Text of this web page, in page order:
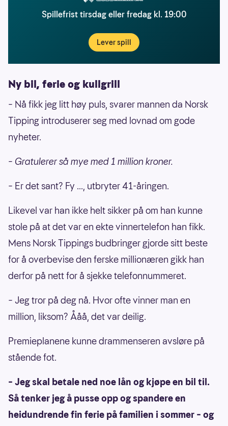
Spillefrist tirsdag eller fredag kl. 19:00
Lever spill
Ny bil, ferie og kullgrill
– Nå fikk jeg litt høy puls, svarer mannen da Norsk
Tipping introduserer seg med lovnad om gode
nyheter.
– Gratulerer så mye med 1 million kroner.
– Er det sant? Fy ..., utbryter 41-åringen.
Likevel var han ikke helt sikker på om han kunne
stole på at det var en ekte vinnertelefon han fikk.
Mens Norsk Tippings budbringer gjorde sitt beste
for å overbevise den ferske millionæren gikk han
derfor på nett for å sjekke telefonnummeret.
– Jeg tror på deg nå. Hvor ofte vinner man en
million, liksom? Ååå, det var deilig.
Premieplanene kunne drammenseren avsløre på
stående fot.
– Jeg skal betale ned noe lån og kjøpe en bil til.
Så tenker jeg å pusse opp og spandere en
heidundrende fin ferie på familien i sommer – og